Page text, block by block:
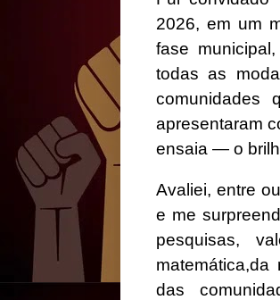
2026, em um
fase
todas as
comunidades
apresentaram
ensaia — o
Avaliei, entre
e me
pesquisas,
matemática,da
das